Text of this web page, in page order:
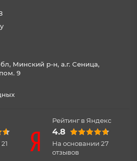
Минский р-н, а.г. Сеница,
9
21
Рейтинг в Яндекс
4.8
На основании 27
отзывов